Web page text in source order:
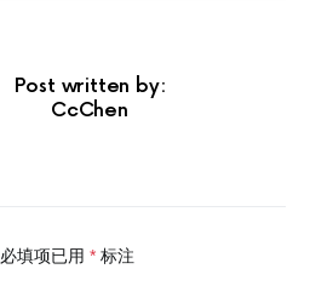
Post written by:
CcChen
必填项已用 * 标注